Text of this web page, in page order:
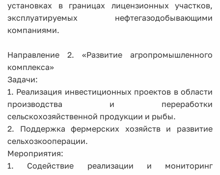
установках в границах лицензионных участков,
эксплуатируемых нефтегазодобывающими
компаниями.
Направление 2. «Развитие агропромышленного
комплекса»
Задачи:
1. Реализация инвестиционных проектов в области
производства и переработки
сельскохозяйственной продукции и рыбы.
2. Поддержка фермерских хозяйств и развитие
сельхозкооперации.
Мероприятия:
1. Содействие реализации и мониторинг